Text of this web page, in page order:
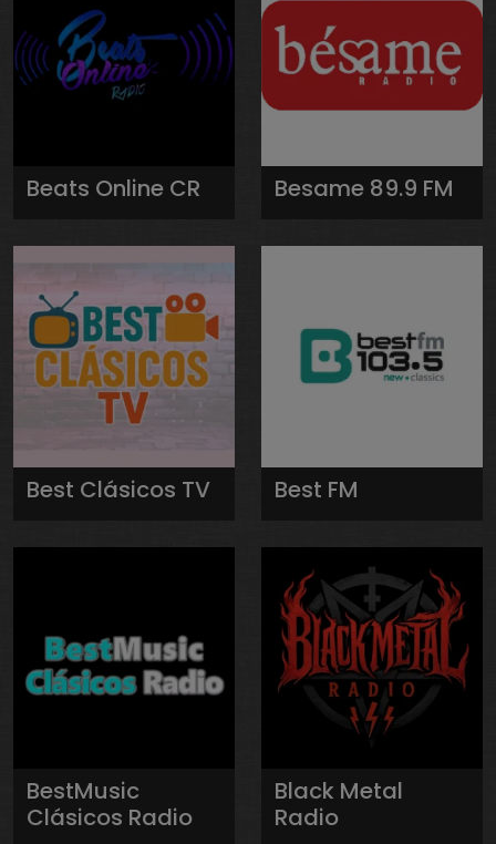
Beats Online CR Besame 89.9 FM
Best Clásicos TV Best FM
BestMusic
Clásicos Radio
Black Metal
Radio